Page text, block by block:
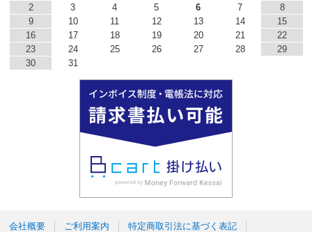
2
3 4 5 6 7
8
9
10 11 12 13 14
15
16
17 18 19 20 21
22
23
24 25 26 27 28
29
30
31
会社概要 ご利用案内 特定商取引法に基づく表記